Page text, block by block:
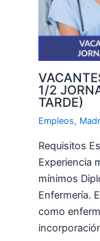
1/2
TARDE)
Empleos,
Requisitos
Experiencia
mínimos
Enfermería.
como